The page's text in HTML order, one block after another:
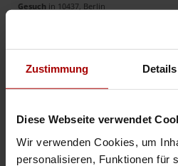
Zustimmung Details
Diese Webseite verwendet
Wir verwenden Cookies, um
personalisieren, Funktionen für
Gesuch in 10437, Berlin
Fenster & Türen – Lieferung &
Sie suchen hochwertige Fenster und
Verkauf von Fenstern & Türen
Gesuch in 73466, Lauchheim